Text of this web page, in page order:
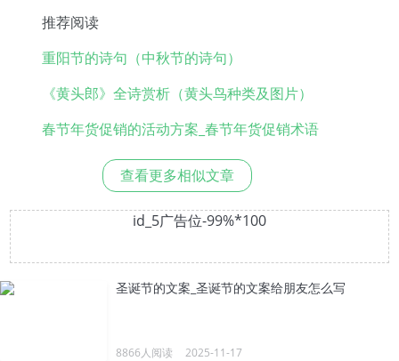
推荐阅读
重阳节的诗句（中秋节的诗句）
《黄头郎》全诗赏析（黄头鸟种类及图片）
春节年货促销的活动方案_春节年货促销术语
查看更多相似文章
id_5广告位-99%*100
圣诞节的文案_圣诞节的文案给朋友怎么写
8866人阅读 2025-11-17